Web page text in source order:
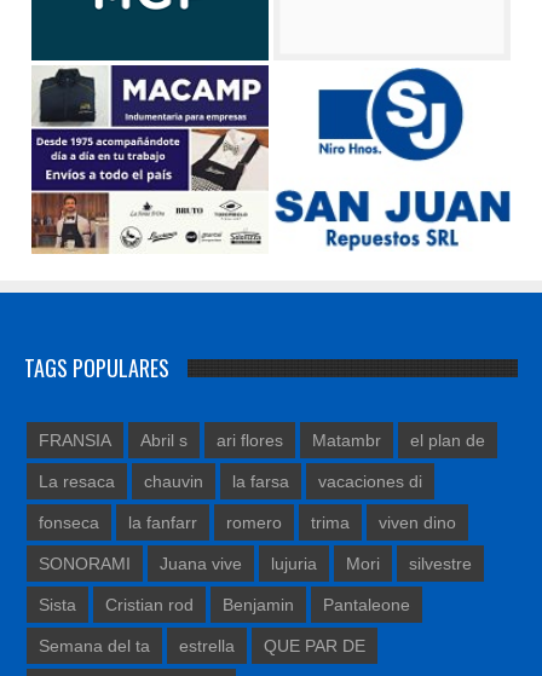
TAGS POPULARES
FRANSIA Abril s ari flores Matambr el plan de
La resaca chauvin la farsa vacaciones di
fonseca la fanfarr romero trima viven dino
SONORAMI Juana vive lujuria Mori silvestre
Sista Cristian rod Benjamin Pantaleone
Semana del ta estrella QUE PAR DE